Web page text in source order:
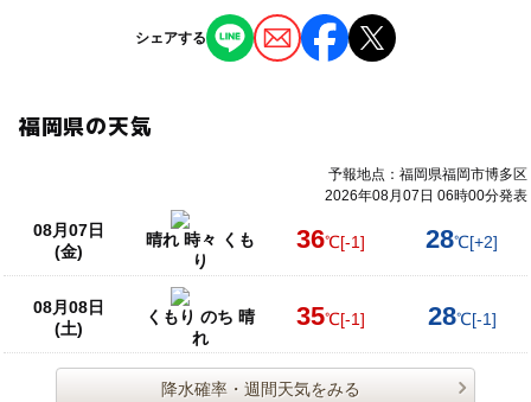
シェアする
福岡県の天気
予報地点：福岡県福岡市博多区
2026年08月07日 06時00分発表
08月07日
(金)
晴れ 時々 くも
り
36℃[-1] 28℃[+2]
08月08日
(土)
くもり のち 晴
れ
35℃[-1] 28℃[-1]
降水確率・週間天気をみる